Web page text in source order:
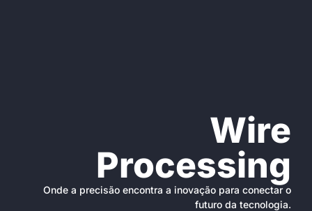
Wire
Processing
Onde a precisão encontra a inovação para conectar o
futuro da tecnologia.